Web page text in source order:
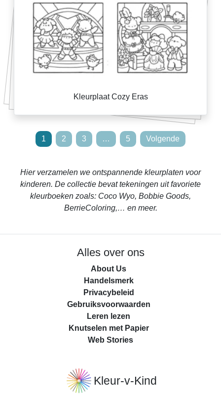
Kleurplaat Cozy Eras
Berichten
1 2 3 … 5 Volgende
Hier verzamelen we ontspannende kleurplaten voor
kinderen. De collectie bevat tekeningen uit favoriete
kleurboeken zoals: Coco Wyo, Bobbie Goods,
BerrieColoring,… en meer.
Alles over ons
About Us
Handelsmerk
Privacybeleid
Gebruiksvoorwaarden
Leren lezen
Knutselen met Papier
Web Stories
Kleur-v-Kind